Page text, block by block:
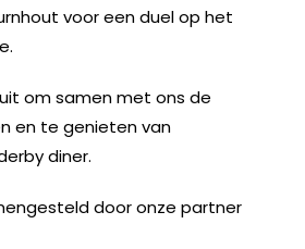
voor een duel op het
om samen met ons de
en te genieten van
diner.
door onze partner